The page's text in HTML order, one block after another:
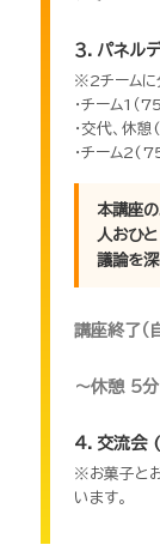
３．パネル
※2チームに
・チーム1（
・交代、休
・チーム
本講座
人おひ
議論を
講座終了（
～休憩 5
4．交流会
※お菓子と
います。